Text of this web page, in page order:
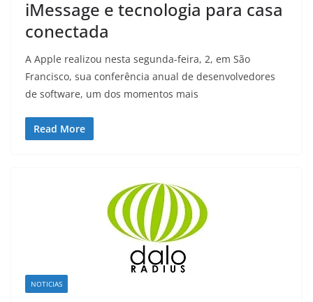
iMessage e tecnologia para casa
conectada
A Apple realizou nesta segunda-feira, 2, em São
Francisco, sua conferência anual de desenvolvedores
de software, um dos momentos mais
Read More
NOTICIAS